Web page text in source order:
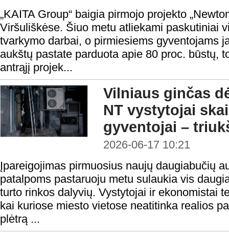
„KAITA Group“ baigia pirmojo projekto
Viršuliškėse. Šiuo metu atliekami paskutiniai
tvarkymo darbai, o pirmiesiems gyventojams
aukštų pastate parduota apie 80 proc. būstų,
antrąjį projek...
Vilniaus ginčas
NT vystytojai
gyventojai –
2026-06-17 10:21
Įpareigojimas pirmuosius naujų daugiabučių
patalpoms pastaruoju metu sulaukia vis
turto rinkos dalyvių. Vystytojai ir ekonomistai
kai kuriose miesto vietose neatitinka realios
plėtrą ...